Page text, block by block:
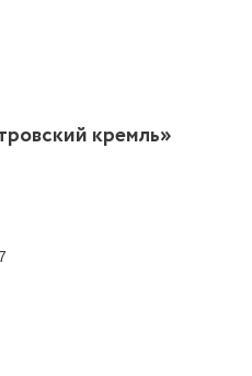
кремль»